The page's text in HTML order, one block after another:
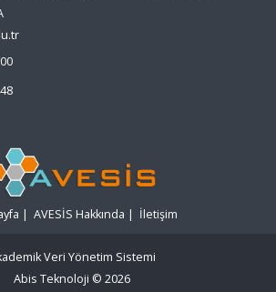
| AVESİS Hakkında | İletişim
Veri Yönetim Sistemi
Abis Teknoloji © 2026